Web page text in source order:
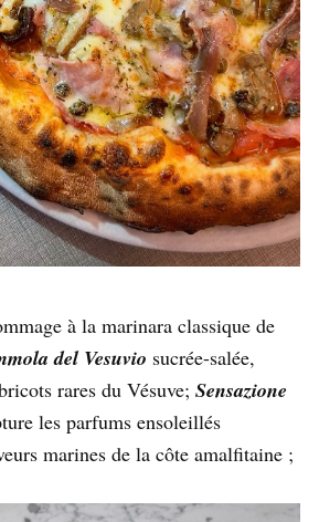
à la marinara classique de
del Vesuvio sucrée-salée,
rares du Vésuve; Sensazione
les parfums ensoleillés
marines de la côte amalfitaine ;